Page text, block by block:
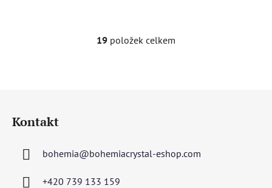
O
p
19 položek celkem
Kontakt
bohemia@bohemiacrystal-eshop.com
+420 739 133 159